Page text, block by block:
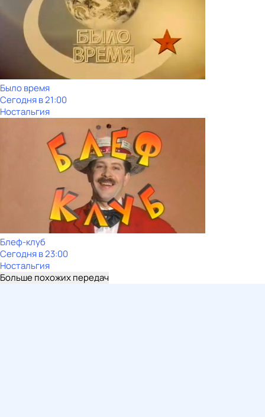
Было время
Сегодня в 21:00
Ностальгия
Блеф-клуб
Сегодня в 23:00
Ностальгия
Больше похожих передач